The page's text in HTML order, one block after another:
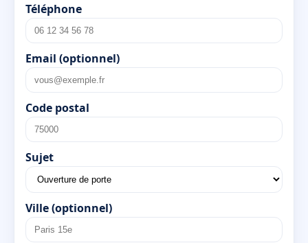
Téléphone
Email (optionnel)
Code postal
Sujet
Ville (optionnel)